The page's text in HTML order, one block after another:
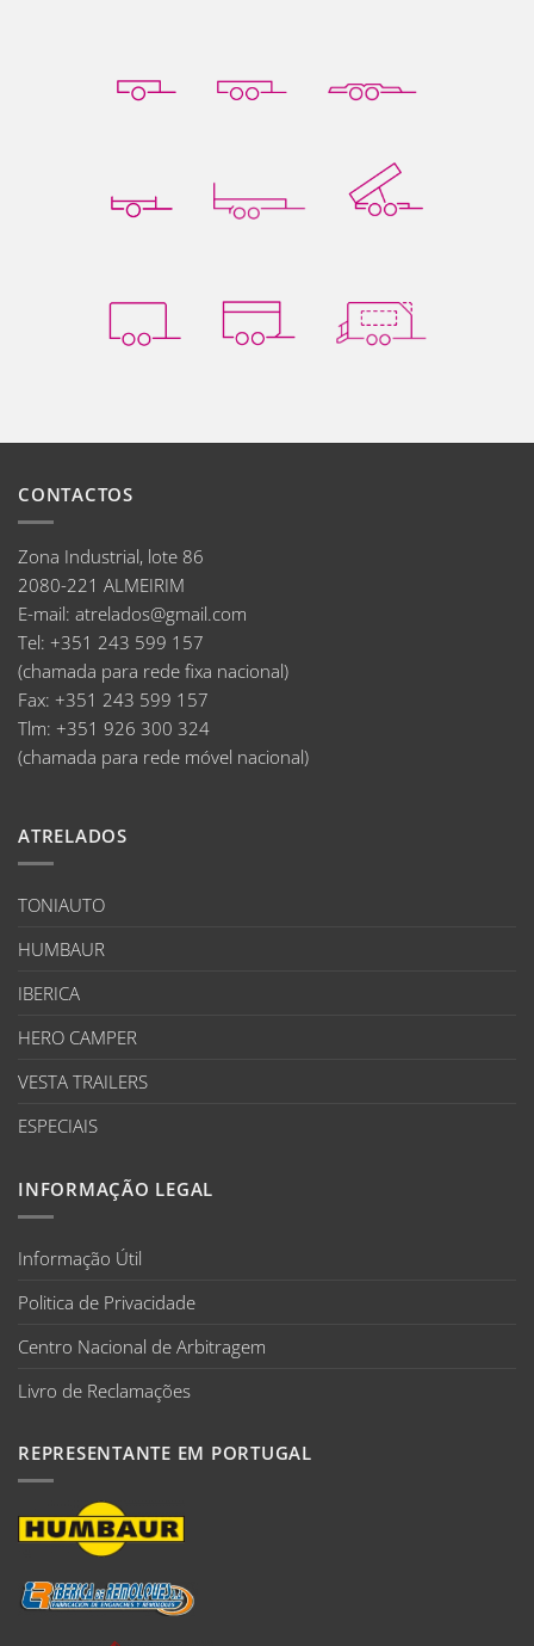
CONTACTOS
Zona Industrial, lote 86
2080-221 ALMEIRIM
E-mail: atrelados@gmail.com
Tel: +351 243 599 157
(chamada para rede fixa nacional)
Fax: +351 243 599 157
Tlm: +351 926 300 324
(chamada para rede móvel nacional)
ATRELADOS
TONIAUTO
HUMBAUR
IBERICA
HERO CAMPER
VESTA TRAILERS
ESPECIAIS
INFORMAÇÃO LEGAL
Informação Útil
Politica de Privacidade
Centro Nacional de Arbitragem
Livro de Reclamações
REPRESENTANTE EM PORTUGAL